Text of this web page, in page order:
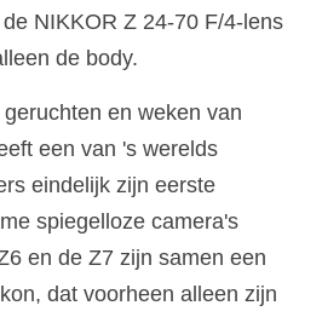
NIKKOR Z 24-70 F/4-lens
de body.
en weken van
een van 's werelds
eindelijk zijn eerste
spiegelloze camera's
en de Z7 zijn samen een
dat voorheen alleen zijn